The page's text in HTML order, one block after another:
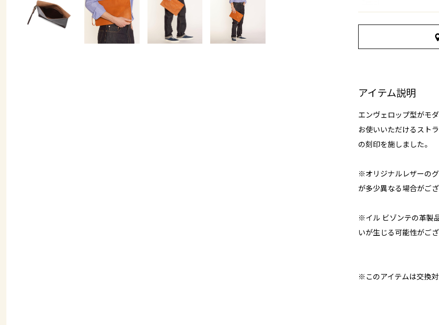
アイテム説明
エンヴェロップ型がモ
お使いいただけるスト
の刻印を施しました。
※オリジナルレザーの
が多少異なる場合がご
※イル ビゾンテの革製
いが生じる可能性がご
※このアイテムは交換